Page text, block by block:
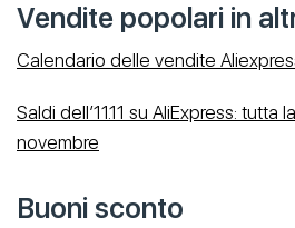
Vendite popolari in
Calendario delle vendite
Saldi dell’11.11 su AliExpress: tutta
novembre
Buoni sconto